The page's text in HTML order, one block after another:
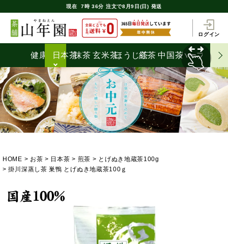
現在 7時 36分 注文で8月9日(日) 発送
ログイン
健康茶日本茶抹茶 玄米茶ほうじ茶
紅茶 中国茶ハーブティ
HOME お茶 日本茶 煎茶
とげぬき地蔵茶100g
掛川深蒸し茶 巣鴨 とげぬき地蔵茶100ｇ